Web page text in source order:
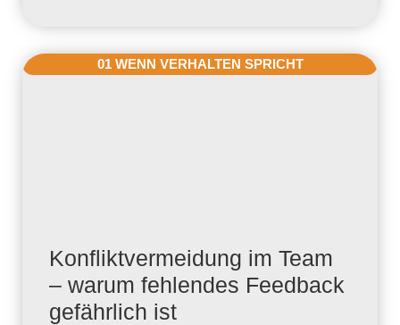
01 WENN VERHALTEN SPRICHT
Konfliktvermeidung im Team
– warum fehlendes Feedback
gefährlich ist